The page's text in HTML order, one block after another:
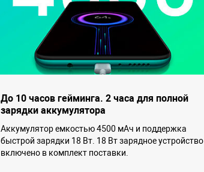
До 10 часов гейминга. 2 часа для полной
зарядки аккумулятора
Аккумулятор емкостью 4500 мАч и поддержка
быстрой зарядки 18 Вт. 18 Вт зарядное устройство
включено в комплект поставки.